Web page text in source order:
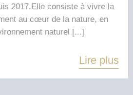
2017.Elle consiste à vivre la
au cœur de la nature, en
naturel [...]
Lire plus